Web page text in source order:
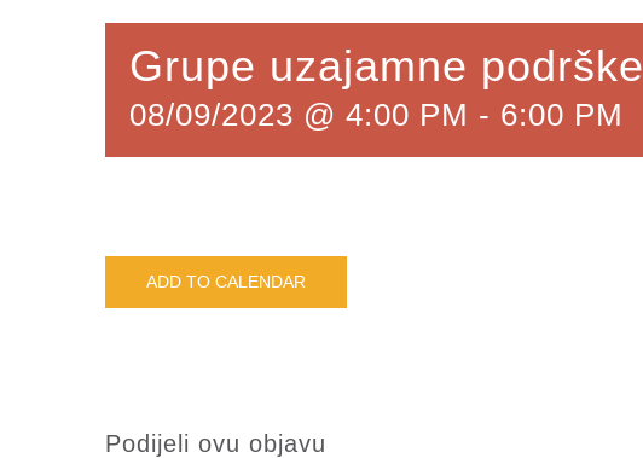
Grupe uzajamne podrške
08/09/2023 @ 4:00 PM - 6:00 PM
ADD TO CALENDAR
Podijeli ovu objavu